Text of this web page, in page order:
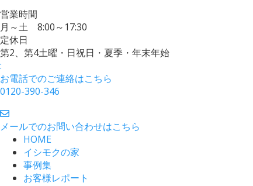
営業時間
月～土 8:00～17:30
定休日
第2、第4土曜・日祝日・夏季・年末年始
:
お電話でのご連絡はこちら
0120-390-346
メールでのお問い合わせはこちら
HOME
イシモクの家
事例集
お客様レポート